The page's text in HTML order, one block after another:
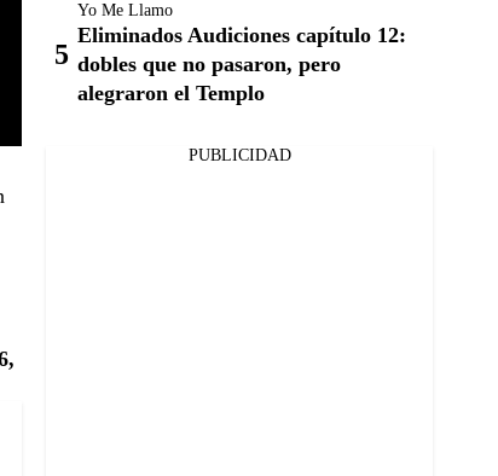
Yo Me Llamo
Eliminados Audiciones capítulo 12:
dobles que no pasaron, pero
alegraron el Templo
PUBLICIDAD